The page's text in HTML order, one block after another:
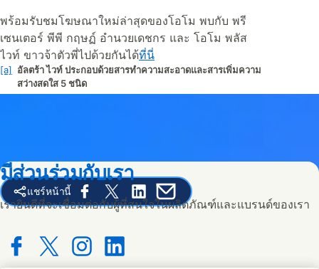
พร้อมรับชมโฆษณาใหม่ล่าสุดของโอโม พบกับ พรี
เซนเตอร์ พีพี กฤษฏ์ อำนวยเดชกร และ โอโม พลัส
ไวท์ ขาวจ้าตัวพี่ไปด้วยกันได้ที่นี่
[a] อัลตร้า ไวท์ ประกอบด้วยสารทำความสะอาดและสารเพิ่มความ
สว่างสดใส 5 ชนิด
แชร์หน้านี้
Share this page on Facebook
Share this page on X
Share this page on Linked In
Share this page on E-mail
มีส่วนร่วมกับเรา
เรายินดีที่จะเชื่อมต่อกับผู้ที่สนใจในผลิตภัณฑ์และแบรนด์ของเรา